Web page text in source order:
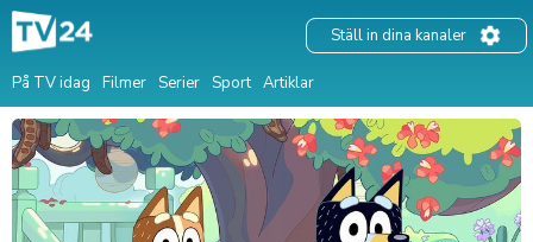
På TV idag Filmer Serier Sport Artiklar
Ställ in dina kanaler